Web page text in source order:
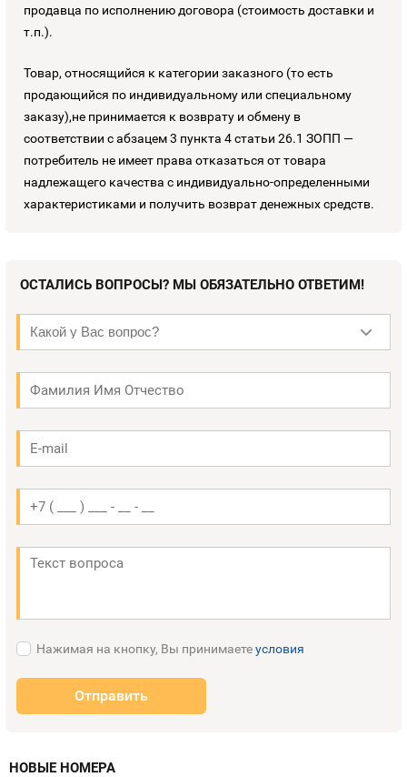
продавца по исполнению договора (стоимость доставки и
т.п.).
Товар, относящийся к категории заказного (то есть
продающийся по индивидуальному или специальному
заказу),не принимается к возврату и обмену в
соответствии с абзацем 3 пункта 4 статьи 26.1 ЗОПП —
потребитель не имеет права отказаться от товара
надлежащего качества с индивидуально-определенными
характеристиками и получить возврат денежных средств.
ОСТАЛИСЬ ВОПРОСЫ? МЫ ОБЯЗАТЕЛЬНО ОТВЕТИМ!
Нажимая на кнопку, Вы принимаетеусловия
Отправить
НОВЫЕ НОМЕРА